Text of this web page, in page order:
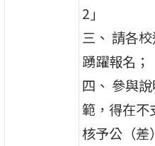
2」
三、 請各
踴躍報名；
四、 參與
範，得在不
核予公（差